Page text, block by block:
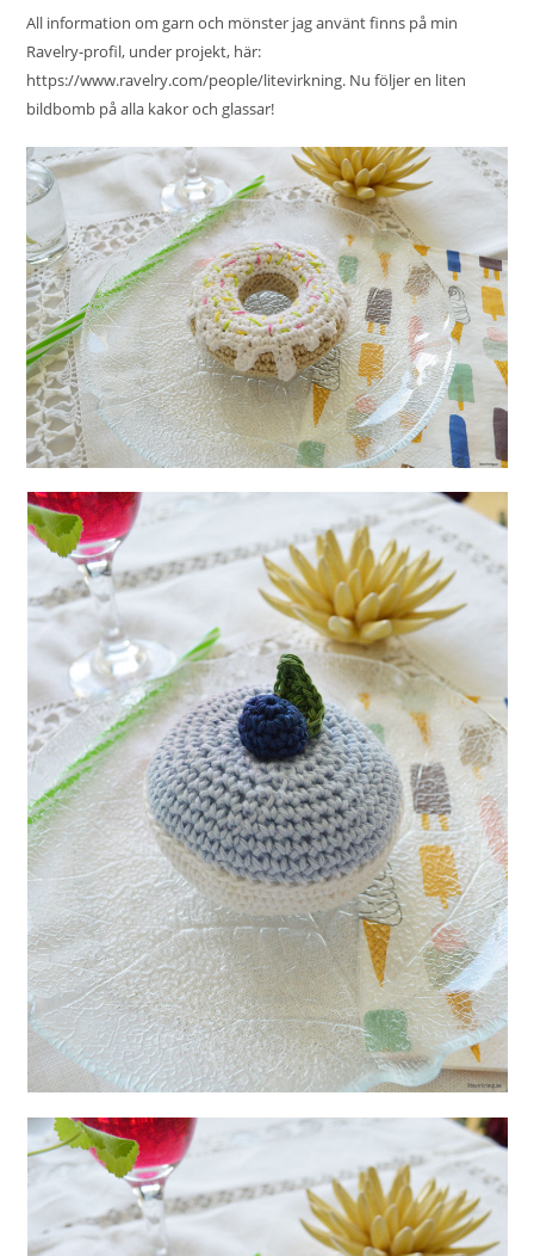
All information om garn och mönster jag använt finns på min
Ravelry-profil, under projekt, här:
https://www.ravelry.com/people/litevirkning. Nu följer en liten
bildbomb på alla kakor och glassar!